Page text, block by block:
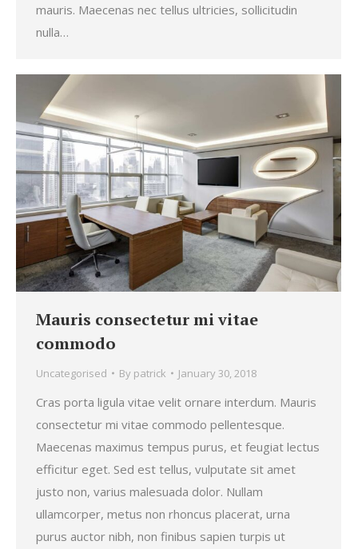
mauris. Maecenas nec tellus ultricies, sollicitudin
nulla…
Mauris consectetur mi vitae
commodo
Uncategorised By patrick January 30, 2018
Cras porta ligula vitae velit ornare interdum. Mauris
consectetur mi vitae commodo pellentesque.
Maecenas maximus tempus purus, et feugiat lectus
efficitur eget. Sed est tellus, vulputate sit amet
justo non, varius malesuada dolor. Nullam
ullamcorper, metus non rhoncus placerat, urna
purus auctor nibh, non finibus sapien turpis ut